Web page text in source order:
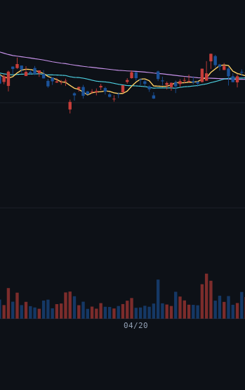
04/20